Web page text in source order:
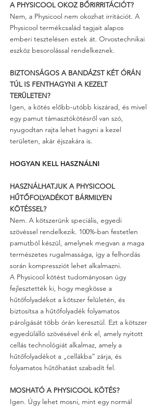
A PHYSICOOL OKOZ BŐRIRRITÁCIÓT?
Nem, a Physicool nem okozhat irritációt. A
Physicool termékcsalád tagjait alapos
emberi tesztelésen estek át. Orvostechnikai
eszköz besorolással rendelkeznek.
BIZTONSÁGOS A BANDÁZST KÉT ÓRÁN
TÚL IS FENTHAGYNI A KEZELT
TERÜLETEN?
Igen, a kötés előbb-utóbb kiszárad, és mivel
egy pamut támasztókötésről van szó,
nyugodtan rajta lehet hagyni a kezel
területen, akár éjszakára is.
HOGYAN KELL HASZNÁLNI
HASZNÁLHATJUK A PHYSICOOL
HŰTŐFOLYADÉKOT BÁRMILYEN
KÖTÉSSEL?
Nem. A kötszerünk speciális, egyedi
szövéssel rendelkezik. 100%-ban festetlen
pamutból készül, amelynek megvan a maga
természetes rugalmassága, így a felhordás
során kompressziót lehet alkalmazni.
A Physicool kötést tudományosan úgy
fejlesztették ki, hogy megkösse a
hűtőfolyadékot a kötszer felületén, és
biztosítsa a hűtőfolyadék folyamatos
párolgását több órán keresztül. Ezt a kötszer
egyedülálló szövésével érik el, amely nyitott
cellás technológiát alkalmaz, amely a
hűtőfolyadékot a „cellákba” zárja, és
folyamatos hűtőhatást szabadít fel.
MOSHATÓ A PHYSICOOL KÖTÉS?
Igen. Úgy lehet mosni, mint egy normál